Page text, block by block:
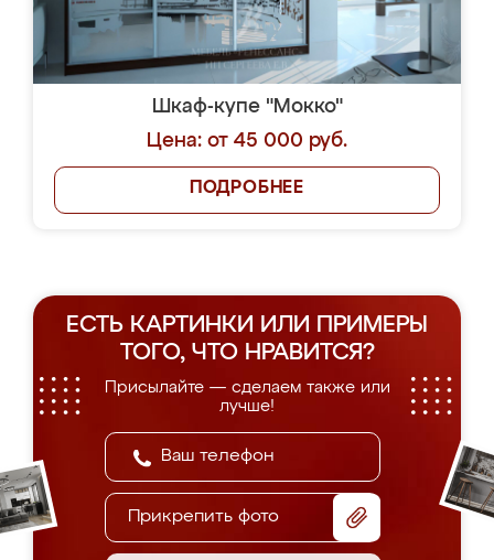
Шкаф-купе "Мокко"
Цена: от 45 000 руб.
ПОДРОБНЕЕ
ЕСТЬ КАРТИНКИ ИЛИ ПРИМЕРЫ
ТОГО, ЧТО НРАВИТСЯ?
Присылайте — сделаем также или
лучше!
Прикрепить фото